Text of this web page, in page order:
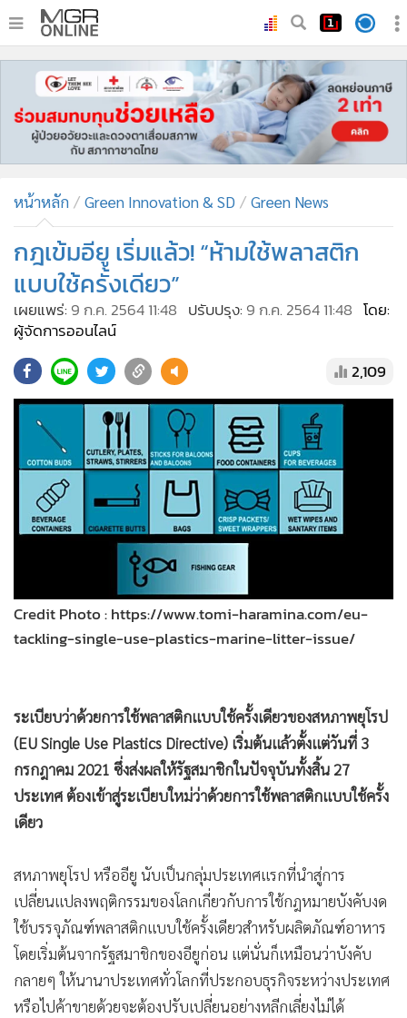
หน้าหลัก
ทันเหตุการณ์
• ภาคใต้
• บันเทิง
ผู้จัดการรายวัน
• คอลัมนิสต์
• ละคร
• CbizReview
• ผู้จัดกวน
• Good health & Well-being
Green Innovation & SD
• Management & HR
MGR Live
Infographic
• กีฬา
• ต่างประเทศ
• จีน
• ชุมชน-คุณภาพชีวิต
• อาชญากรรม
• Motoring
• เกม
• SMEs
• หุ้น
•
อินโดจีน
กองทุนรวม
Celeb Online
หน้าหลัก Green Innovation & SD Green News
กฎเข้มอียู เริ่มแล้ว! “ห้ามใช้พลาสติก
แบบใช้ครั้งเดียว”
เผยแพร่: 9 ก.ค. 2564 11:48 ปรับปรุง: 9 ก.ค. 2564 11:48 โดย:
ผู้จัดการออนไลน์
2,109
Credit Photo : https://www.tomi-haramina.com/eu-
tackling-single-use-plastics-marine-litter-issue/
ระเบียบว่าด้วยการใช้พลาสติกแบบใช้ครั้งเดียวของสหภาพยุโรป
(EU Single Use Plastics Directive) เริ่มต้นแล้วตั้งแต่วันที่ 3
กรกฎาคม 2021 ซึ่งส่งผลให้รัฐสมาชิกในปัจจุบันทั้งสิ้น 27
ประเทศ ต้องเข้าสู่ระเบียบใหม่ว่าด้วยการใช้พลาสติกแบบใช้ครั้ง
เดียว
สหภาพยุโรป หรืออียู นับเป็นกลุ่มประเทศแรกที่นำสู่การ
เปลี่ยนแปลงพฤติกรรมของโลกเกี่ยวกับการใช้กฎหมายบังคับงด
ใช้บรรจุภัณฑ์พลาสติกแบบใช้ครั้งเดียวสำหรับผลิตภัณฑ์อาหาร
โดยเริ่มต้นจากรัฐสมาชิกของอียูก่อน แต่นั่นก็เหมือนว่าบังคับ
กลายๆ ให้นานาประเทศทั่วโลกที่ประกอบธุรกิจระหว่างประเทศ
หรือไปค้าขายด้วยจะต้องปรับเปลี่ยนอย่างหลีกเลี่ยงไม่ได้